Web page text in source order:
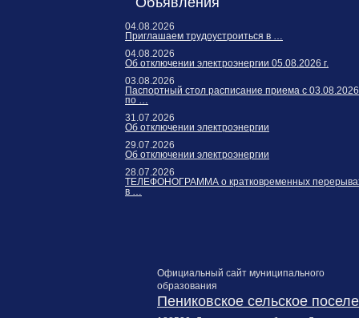
04.08.2026
Приглашаем трудоустроиться в …
04.08.2026
Об отключении электроэнергии 05.08.2026 г.
03.08.2026
Паспортный стол расписание приема с 03.08.2026
по …
31.07.2026
Об отключении электроэнергии
29.07.2026
Об отключении электроэнергии
28.07.2026
ТЕЛЕФОНОГРАММА о кратковременных
в …
Официальный сайт муниципального
образования
Пениковское сельское